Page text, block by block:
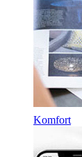
Komfort